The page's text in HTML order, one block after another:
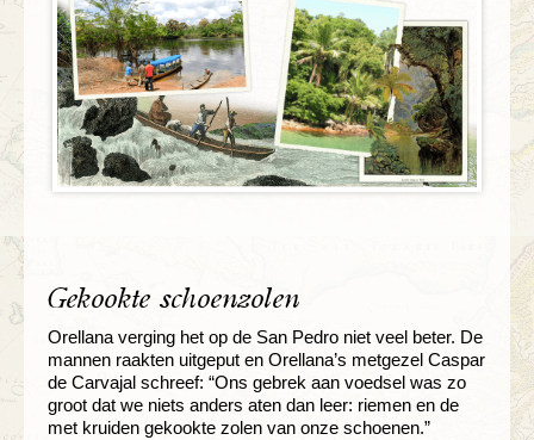
Gekookte schoenzolen
Orellana verging het op de San Pedro niet veel beter. De
mannen raakten uitgeput en Orellana’s metgezel Caspar
de Carvajal schreef: “Ons gebrek aan voedsel was zo
groot dat we niets anders aten dan leer: riemen en de
met kruiden gekookte zolen van onze schoenen.”